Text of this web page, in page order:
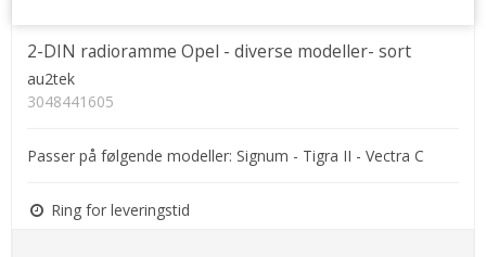
2-DIN radioramme Opel - diverse modeller- sort
au2tek
3048441605
Passer på følgende modeller: Signum - Tigra II - Vectra C
Ring for leveringstid